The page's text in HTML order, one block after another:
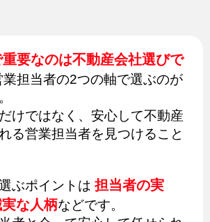
要なのは不動産会社選びで
担当者の2つの軸で選ぶのが
けではなく、安心して不動産
る営業担当者を見つけること
ぶポイントは 担当者の実
な人柄などです。